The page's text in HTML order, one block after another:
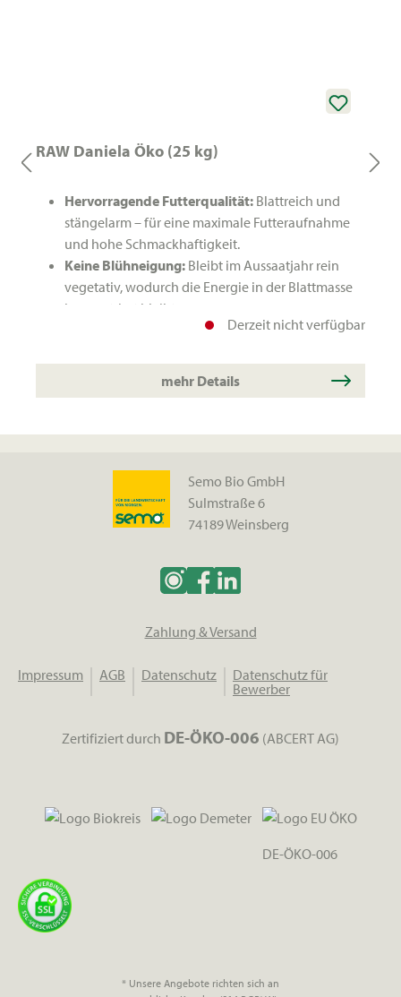
RAW Daniela Öko (25 kg)
Hervorragende Futterqualität: Blattreich und
stängelarm – für eine maximale Futteraufnahme
und hohe Schmackhaftigkeit.
Keine Blühneigung: Bleibt im Aussaatjahr rein
vegetativ, wodurch die Energie in der Blattmasse
konzentriert bleibt.
Dank der hohen
in den Dezember hinein möglich.
Derzeit nicht verfügbar
mehr Details
Semo Bio GmbH
Sulmstraße 6
74189 Weinsberg
Zahlung & Versand
Impressum AGB Datenschutz
Datenschutz für
Bewerber
Zertifiziert durch DE-ÖKO-006 (ABCERT AG)
DE-ÖKO-006
* Unsere Angebote richten sich an